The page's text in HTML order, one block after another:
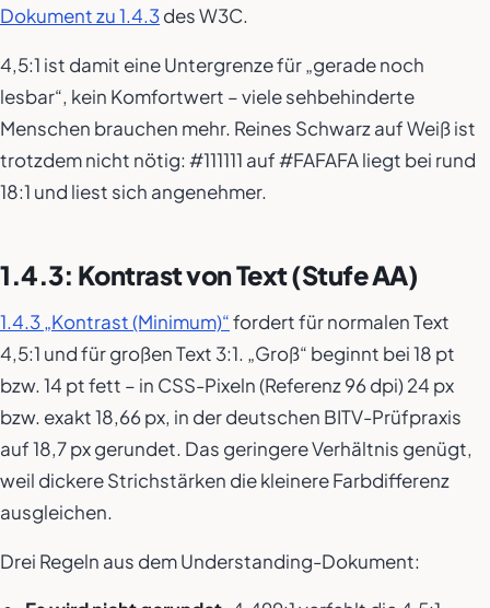
Dokument zu 1.4.3des W3C.
4,5:1 ist damit eine Untergrenze für „gerade noch
lesbar“, kein Komfortwert – viele sehbehinderte
Menschen brauchen mehr. Reines Schwarz auf Weiß ist
trotzdem nicht nötig: #111111 auf #FAFAFA liegt bei rund
18:1 und liest sich angenehmer.
1.4.3: Kontrast von Text (Stufe AA)
1.4.3 „Kontrast (Minimum)“fordert für normalen Text
4,5:1 und für großen Text 3:1. „Groß“ beginnt bei 18 pt
bzw. 14 pt fett – in CSS-Pixeln (Referenz 96 dpi) 24 px
bzw. exakt 18,66 px, in der deutschen BITV-Prüfpraxis
auf 18,7 px gerundet. Das geringere Verhältnis genügt,
weil dickere Strichstärken die kleinere Farbdifferenz
ausgleichen.
Drei Regeln aus dem Understanding-Dokument: